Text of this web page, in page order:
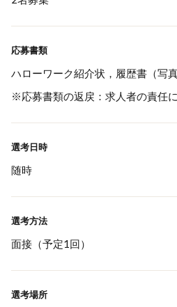
応募書類
ハローワーク紹介状，履歴書（写真
※応募書類の返戻：求人者の責任
選考日時
随時
選考方法
面接（予定1回）
選考場所